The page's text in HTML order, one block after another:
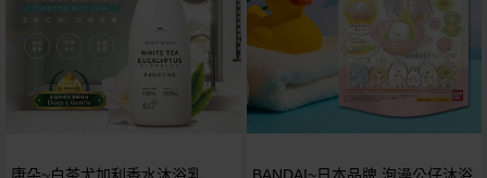
康朵~白茶尤加利香水沐浴乳
BANDAI~日本品牌 泡澡公仔沐浴